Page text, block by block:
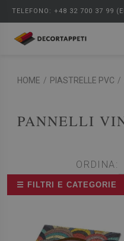
TELEFONO: +48 32 700 37 99
HOME / PIASTRELLE PVC /
PANNELLI
ORDINA:
☰ FILTRI E CATEGORIE